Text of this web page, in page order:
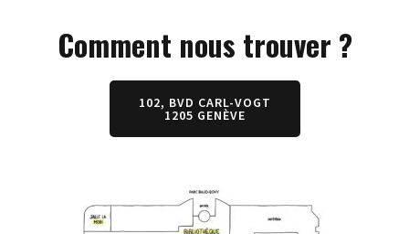
Comment nous trouver ?
102, BVD CARL-VOGT
1205 GENÈVE